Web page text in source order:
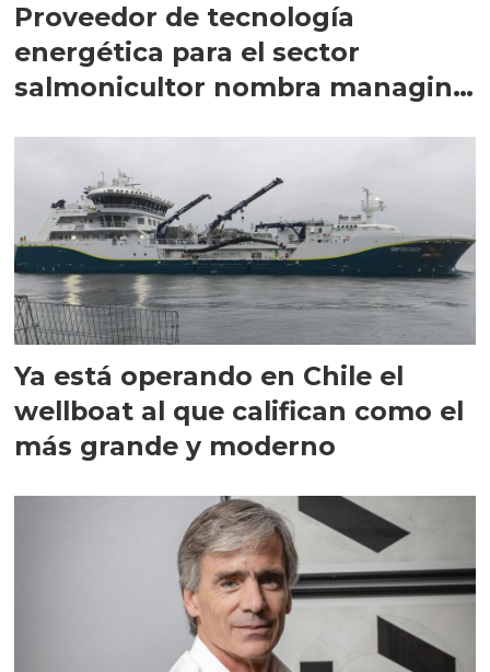
Proveedor de tecnología
energética para el sector
salmonicultor nombra managing
Ya está operando en Chile el
wellboat al que califican como el
más grande y moderno